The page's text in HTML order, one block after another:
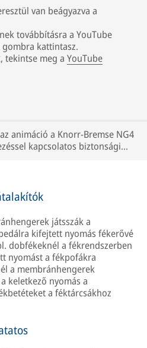
van beágyazva a
továbbításra a YouTube
gombra kattintasz.
tekintse meg a YouTube
animáció a Knorr-Bremse NG4
kapcsolatos biztonsági
játsszák a
kifejtett nyomás fékerővé
dobfékeknél a fékrendszerben
nyomást a fékpofákra
a membránhengerek
keletkező nyomás a
a féktárcsákhoz